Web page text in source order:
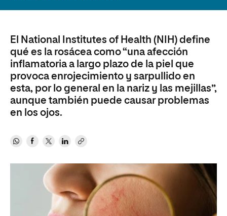
El National Institutes of Health (NIH) define
qué es la rosácea como “una afección
inflamatoria a largo plazo de la piel que
provoca enrojecimiento y sarpullido en
esta, por lo general en la nariz y las mejillas”,
aunque también puede causar problemas
en los ojos.